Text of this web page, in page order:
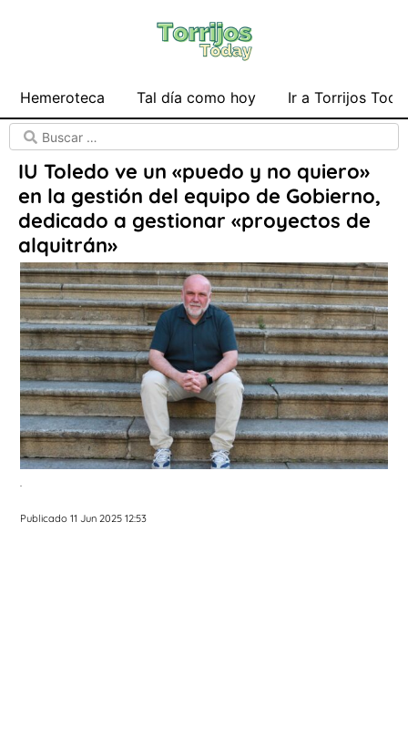
Hemeroteca Tal día como hoy Ir a Torrijos
IU Toledo ve un «puedo y no quiero»
en la gestión del equipo de Gobierno,
dedicado a gestionar «proyectos de
alquitrán»
.
Publicado 11 Jun 2025 12:53